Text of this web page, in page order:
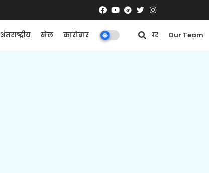
अंतराष्ट्रीय खेल कारोबार मनोरंजन ई-पेपर Our Team